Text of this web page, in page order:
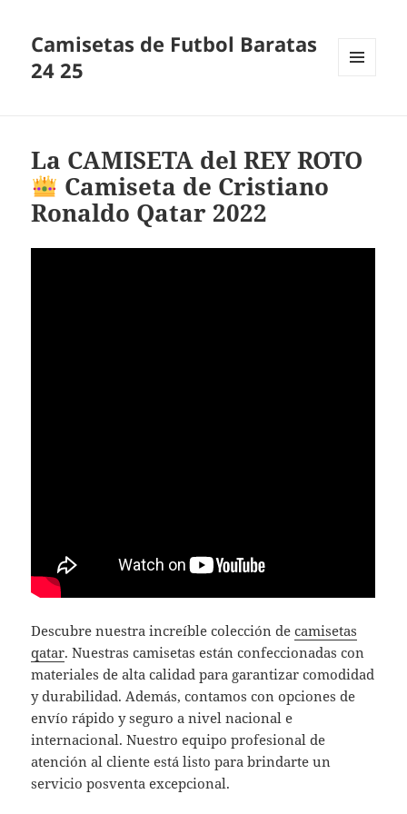
Camisetas de Futbol Baratas
24 25
La CAMISETA del REY ROTO
Camiseta de Cristiano
Ronaldo Qatar 2022
Descubre nuestra increíble colección decamisetas
qatar. Nuestras camisetas están confeccionadas con
materiales de alta calidad para garantizar comodidad
y durabilidad. Además, contamos con opciones de
envío rápido y seguro a nivel nacional e
internacional. Nuestro equipo profesional de
atención al cliente está listo para brindarte un
servicio posventa excepcional.